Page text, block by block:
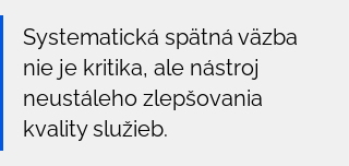
Systematická spätná väzba
nie je kritika, ale nástroj
neustáleho zlepšovania
kvality služieb.